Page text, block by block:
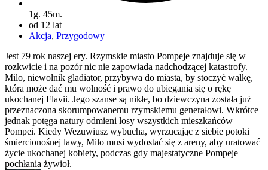
1g. 45m.
od 12 lat
Akcja, Przygodowy
Jest 79 rok naszej ery. Rzymskie miasto Pompeje znajduje się w
rozkwicie i na pozór nic nie zapowiada nadchodzącej katastrofy.
Milo, niewolnik gladiator, przybywa do miasta, by stoczyć walkę,
która może dać mu wolność i prawo do ubiegania się o rękę
ukochanej Flavii. Jego szanse są nikłe, bo dziewczyna została już
przeznaczona skorumpowanemu rzymskiemu generałowi. Wkrótce
jednak potęga natury odmieni losy wszystkich mieszkańców
Pompei. Kiedy Wezuwiusz wybucha, wyrzucając z siebie potoki
śmiercionośnej lawy, Milo musi wydostać się z areny, aby uratować
życie ukochanej kobiety, podczas gdy majestatyczne Pompeje
pochłania żywioł.